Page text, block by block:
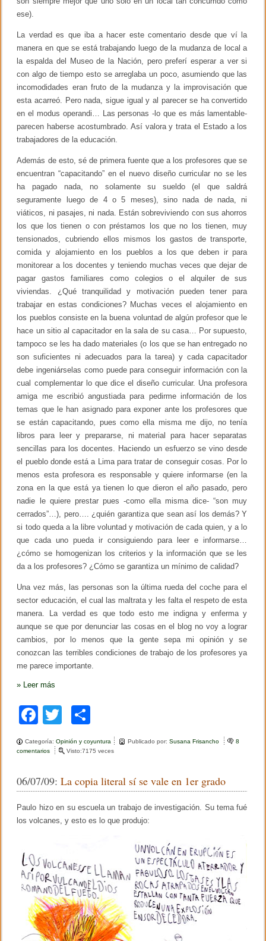
ese).
La verdad es que iba a hacer este comentario desde que ví la
manera en que se está trabajando luego de la mudanza de local a
la espalda del Museo de la Nación, pero preferí esperar a ver si
con algo de tiempo esto se arreglaba un poco, asumiendo que las
incomodidades eran fruto de la mudanza y la improvisación que
esta acarreó. Pero nada, sigue igual y al parecer se ha convertido
en el modus operandi… Las personas -lo que es más lamentable-
parecen haberse acostumbrado. Así valora y trata el Estado a los
trabajadores de la educación.
Además de esto, sé de primera fuente que a los profesores que se
encuentran “capacitando” en el nuevo diseño curricular no se les
ha pagado nada, no solamente su sueldo (el que saldrá
seguramente luego de 4 o 5 meses), sino nada de nada, ni
viáticos, ni pasajes, ni nada. Están sobreviviendo con sus ahorros
los que los tienen o con préstamos los que no los tienen, muy
tensionados, cubriendo ellos mismos los gastos de transporte,
comida y alojamiento en los pueblos a los que deben ir para
monitorear a los docentes y teniendo muchas veces que dejar de
pagar gastos familiares como colegios o el alquiler de sus
viviendas. ¿Qué tranquilidad y motivación pueden tener para
trabajar en estas condiciones? Muchas veces el alojamiento en
los pueblos consiste en la buena voluntad de algún profesor que le
hace un sitio al capacitador en la sala de su casa… Por supuesto,
tampoco se les ha dado materiales (o los que se han entregado no
son suficientes ni adecuados para la tarea) y cada capacitador
debe ingeniárselas como puede para conseguir información con la
cual complementar lo que dice el diseño curricular. Una profesora
amiga me escribió angustiada para pedirme información de los
temas que le han asignado para exponer ante los profesores que
se están capacitando, pues como ella misma me dijo, no tenía
libros para leer y prepararse, ni material para hacer separatas
sencillas para los docentes. Haciendo un esfuerzo se vino desde
el pueblo donde está a Lima para tratar de conseguir cosas. Por lo
menos esta profesora es responsable y quiere informarse (en la
zona en la que está ya tienen lo que dieron el año pasado, pero
nadie le quiere prestar pues -como ella misma dice- “son muy
cerrados”…), pero…. ¿quién garantiza que sean así los demás? Y
si todo queda a la libre voluntad y motivación de cada quien, y a lo
que cada uno pueda ir consiguiendo para leer e informarse…
¿cómo se homogenizan los criterios y la información que se les
da a los profesores? ¿Cómo se garantiza un mínimo de calidad?
Una vez más, las personas son la última rueda del coche para el
sector educación, el cual las maltrata y les falta el respeto de esta
manera. La verdad es que todo esto me indigna y enferma y
aunque se que por denunciar las cosas en el blog no voy a lograr
cambios, por lo menos que la gente sepa mi opinión y se
conozcan las terribles condiciones de trabajo de los profesores ya
me parece importante.
» Leer más
F
a
c
b
o
o
wi
tt
m
ar
tir
Categoría:Opinión y coyuntura Publicado por:Susana Frisancho
8
comentarios
o
e
a
d
e
d
e
c
i
Visto:7175 veces
06/07/09:La copia literal sí se vale en 1er grado
Paulo hizo en su escuela un trabajo de investigación. Su tema fué
los volcanes, y esto es lo que produjo: